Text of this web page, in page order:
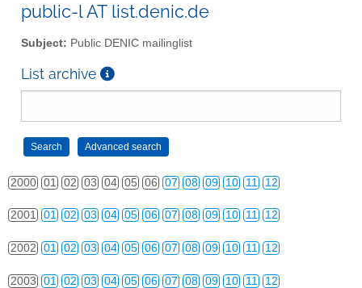
public-l AT list.denic.de
Subject: Public DENIC mailinglist
List archive
2000 01 02 03 04 05 06 07 08 09 10 11 12
2001 01 02 03 04 05 06 07 08 09 10 11 12
2002 01 02 03 04 05 06 07 08 09 10 11 12
2003 01 02 03 04 05 06 07 08 09 10 11 12